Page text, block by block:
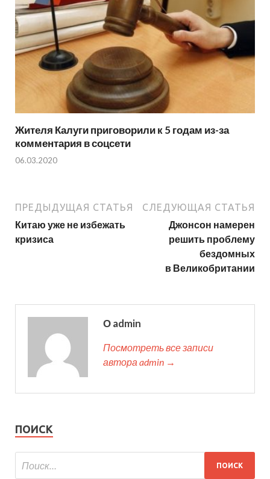
Жителя Калуги приговорили к 5 годам из-за
комментария в соцсети
06.03.2020
ПРЕДЫДУЩАЯ СТАТЬЯ
Китаю уже не избежать
кризиса
СЛЕДУЮЩАЯ СТАТЬЯ
Джонсон намерен
решить проблему
бездомных
в Великобритании
О admin
Посмотреть все записи
автора admin →
ПОИСК